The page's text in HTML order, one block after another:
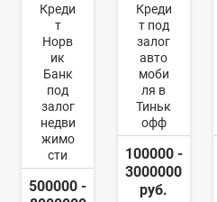
Креди
т
Норв
ик
Банк
под
залог
недви
жимо
сти
500000 -
Креди
т под
залог
авто
моби
ля в
Тиньк
офф
100000 -
3000000
руб.